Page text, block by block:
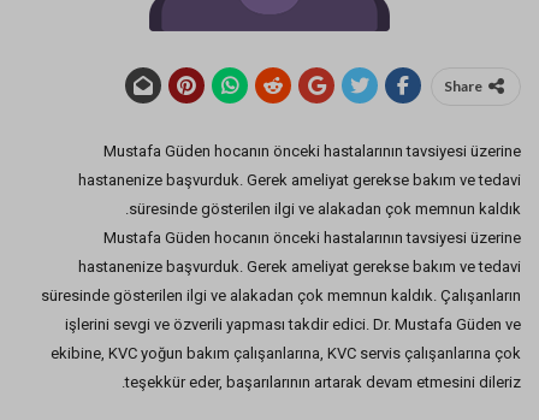
Share
Mustafa Güden hocanın önceki hastalarının tavsiyesi üzerine
hastanenize başvurduk. Gerek ameliyat gerekse bakım ve tedavi
süresinde gösterilen ilgi ve alakadan çok memnun kaldık.
Mustafa Güden hocanın önceki hastalarının tavsiyesi üzerine
hastanenize başvurduk. Gerek ameliyat gerekse bakım ve tedavi
süresinde gösterilen ilgi ve alakadan çok memnun kaldık. Çalışanların
işlerini sevgi ve özverili yapması takdir edici. Dr. Mustafa Güden ve
ekibine, KVC yoğun bakım çalışanlarına, KVC servis çalışanlarına çok
teşekkür eder, başarılarının artarak devam etmesini dileriz.